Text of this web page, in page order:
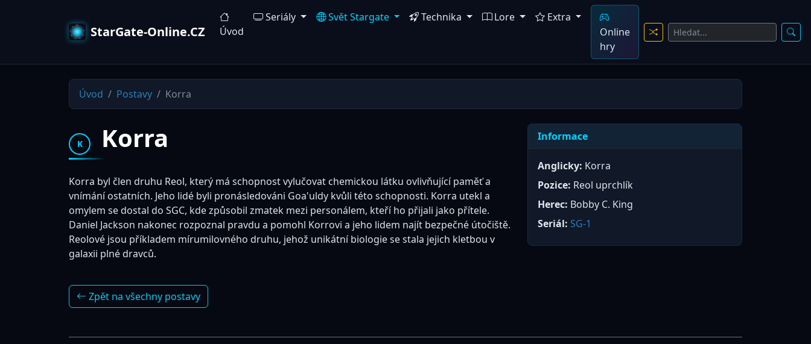
StarGate-Online.CZ Úvod
Seriály Svět Stargate Technika Lore
Extra
Online
hry
Úvod Postavy Korra
K Korra
Korra byl člen druhu Reol, který má schopnost vylučovat chemickou látku ovlivňující paměť a
vnímání ostatních. Jeho lidé byli pronásledováni Goa'uldy kvůli této schopnosti. Korra utekl a
omylem se dostal do SGC, kde způsobil zmatek mezi personálem, kteří ho přijali jako přítele.
Daniel Jackson nakonec rozpoznal pravdu a pomohl Korrovi a jeho lidem najít bezpečné útočiště.
Reolové jsou příkladem mírumilovného druhu, jehož unikátní biologie se stala jejich kletbou v
galaxii plné dravců.
Informace
Anglicky: Korra
Pozice: Reol uprchlík
Herec: Bobby C. King
Seriál: SG-1
Zpět na všechny postavy